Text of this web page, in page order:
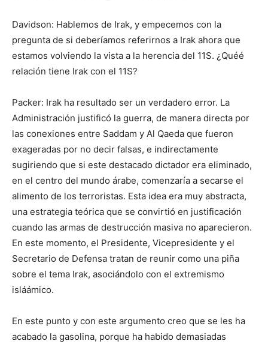
Davidson: Hablemos de Irak, y empecemos con la
pregunta de si deberíamos referirnos a Irak ahora que
estamos volviendo la vista a la herencia del 11S. ¿Quéé
relación tiene Irak con el 11S?
Packer: Irak ha resultado ser un verdadero error. La
Administración justificó la guerra, de manera directa por
las conexiones entre Saddam y Al Qaeda que fueron
exageradas por no decir falsas, e indirectamente
sugiriendo que si este destacado dictador era eliminado,
en el centro del mundo árabe, comenzaría a secarse el
alimento de los terroristas. Esta idea era muy abstracta,
una estrategia teórica que se convirtió en justificación
cuando las armas de destrucción masiva no aparecieron.
En este momento, el Presidente, Vicepresidente y el
Secretario de Defensa tratan de reunir como una piña
sobre el tema Irak, asociándolo con el extremismo
isláámico.
En este punto y con este argumento creo que se les ha
acabado la gasolina, porque ha habido demasiadas